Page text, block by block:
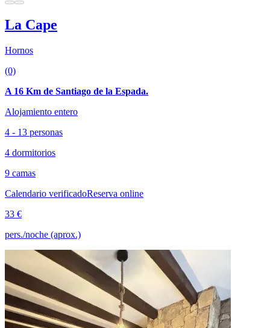
La Cape
Hornos
(0)
A 16 Km de Santiago de la Espada.
Alojamiento entero
4 - 13 personas
4 dormitorios
9 camas
Calendario verificadoReserva online
33 €
pers./noche (aprox.)